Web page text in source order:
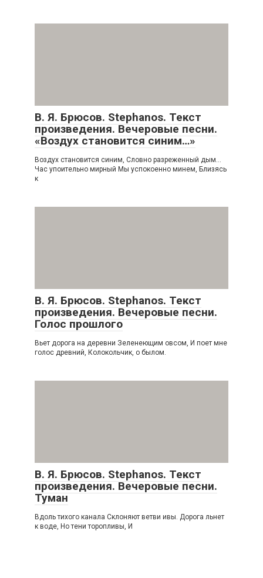
В. Я. Брюсов. Stephanos. Текст
произведения. Вечеровые песни.
«Воздух становится синим…»
Воздух становится синим, Словно разреженный дым…
Час упоительно мирный Мы успокоенно минем, Близясь
к
В. Я. Брюсов. Stephanos. Текст
произведения. Вечеровые песни.
Голос прошлого
Вьет дорога на деревни Зеленеющим овсом, И поет мне
голос древний, Колокольчик, о былом.
В. Я. Брюсов. Stephanos. Текст
произведения. Вечеровые песни.
Туман
Вдоль тихого канала Склоняют ветви ивы. Дорога льнет
к воде, Но тени торопливы, И